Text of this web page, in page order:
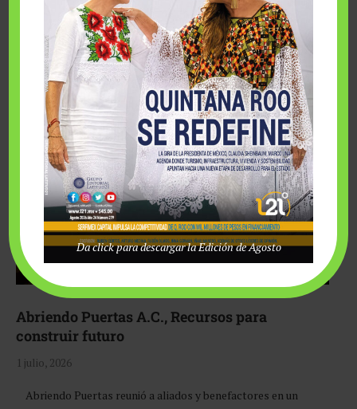
Fairmont Mayakoba y Make-A-Wish México unieron
esfuerzos para hacer realidad el deseo de una …
Abriendo Puertas A.C., Recursos para
construir futuro
1 julio, 2026
Abriendo Puertas reunió a aliados y benefactores en un
Da click para descargar la Edición de Agosto